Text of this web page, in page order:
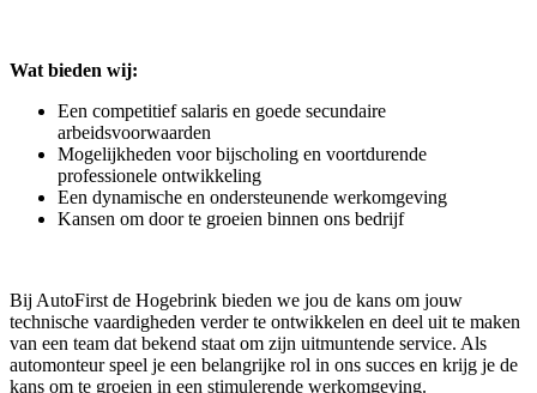
Wat bieden wij:
Een competitief salaris en goede secundaire
arbeidsvoorwaarden
Mogelijkheden voor bijscholing en voortdurende
professionele ontwikkeling
Een dynamische en ondersteunende werkomgeving
Kansen om door te groeien binnen ons bedrijf
Bij AutoFirst de Hogebrink bieden we jou de kans om jouw
technische vaardigheden verder te ontwikkelen en deel uit te maken
van een team dat bekend staat om zijn uitmuntende service. Als
automonteur speel je een belangrijke rol in ons succes en krijg je de
kans om te groeien in een stimulerende werkomgeving.